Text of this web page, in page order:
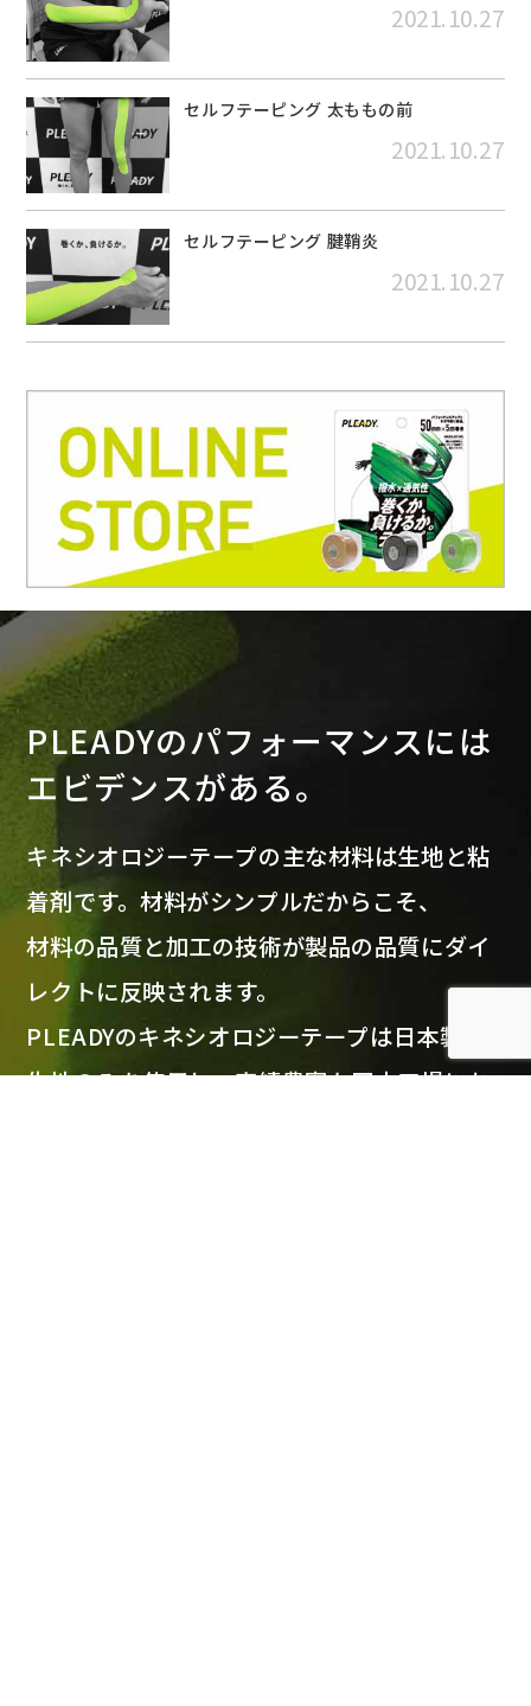
2021.10.27
セルフテーピング 太ももの前
2021.10.27
セルフテーピング 腱鞘炎
2021.10.27
PLEADYのパフォーマンスには
エビデンスがある。
キネシオロジーテープの主な材料は生地と粘
着剤です。材料がシンプルだからこそ、
材料の品質と加工の技術が製品の品質にダイ
レクトに反映されます。
PLEADYのキネシオロジーテープは日本製の
生地のみを使用し、実績豊富な国内工場にお